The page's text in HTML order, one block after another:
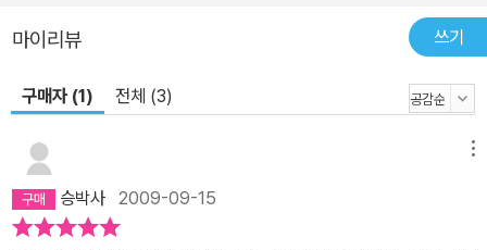
마이리뷰 쓰기
구매자 (1) 전체 (3)
승박사 2009-09-15